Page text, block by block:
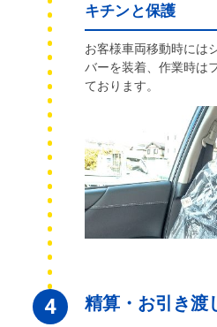
キチンと保護
お客様車両移動時には
バーを装着、作業時は
ております。
4 精算・お引き渡